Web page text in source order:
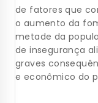
de fatores que
o aumento da
metade da
de insegurança
graves
e econômico do